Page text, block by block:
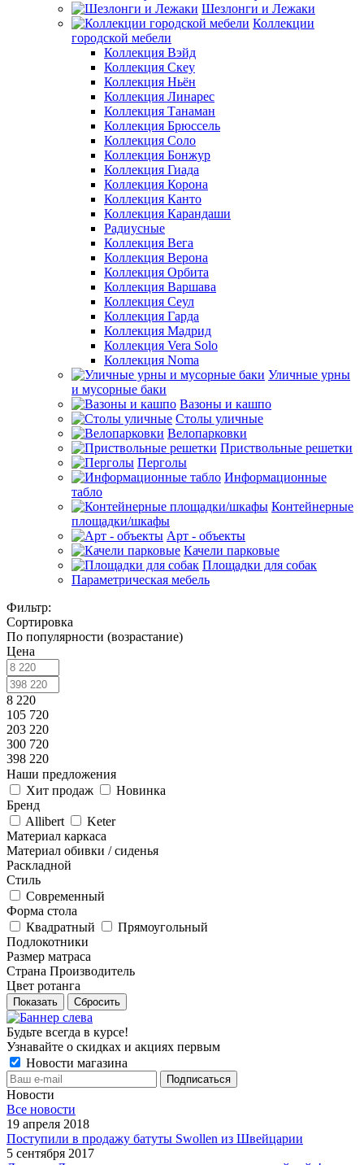
Шезлонги и Лежаки
Коллекции
городской мебели
Коллекция Вэйд
Коллекция Скеу
Коллекция Ньён
Коллекция Линарес
Коллекция Танаман
Коллекция Брюссель
Коллекция Соло
Коллекция Бонжур
Коллекция Гиада
Коллекция Корона
Коллекция Канто
Коллекция Карандаши
Радиусные
Коллекция Вега
Коллекция Верона
Коллекция Орбита
Коллекция Варшава
Коллекция Сеул
Коллекция Гарда
Коллекция Мадрид
Коллекция Vera Solo
Коллекция Noma
Уличные урны
и мусорные баки
Вазоны и кашпо
Столы уличные
Велопарковки
Приствольные решетки
Перголы
Информационные
табло
Контейнерные
площадки/шкафы
Арт - объекты
Качели парковые
Площадки для собак
Параметрическая мебель
Фильтр:
Сортировка
По популярности (возрастание)
Цена
8 220
105 720
203 220
300 720
398 220
Наши предложения
Хит продаж
Новинка
Бренд
Allibert
Keter
Материал каркаса
Материал обивки / сиденья
Раскладной
Стиль
Современный
Форма стола
Квадратный
Прямоугольный
Подлокотники
Размер матраса
Страна Производитель
Цвет ротанга
Показать Сбросить
Будьте всегда в курсе!
Узнавайте о скидках и акциях первым
Новости магазина
Новости
Все новости
19 апреля 2018
Поступили в продажу батуты Swollen из Швейцарии
5 сентября 2017